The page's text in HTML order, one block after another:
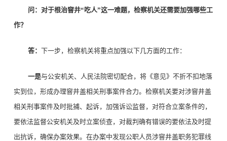
问：对于根治窨井“吃人”这一难题，检察机关还需要加强哪些工
作？
答： 下一步，检察机关将重点加强以下几方面的工作：
一是与公安机关、人民法院密切配合，将《意见》不折不扣地落
实到位，形成办理窨井盖相关刑事案件合力。检察机关要对涉窨井盖
相关刑事案件及时批捕、起诉，加强诉讼监督，对符合立案条件的，
要依法监督公安机关及时立案侦查，对裁判确有错误的要依法及时提
出抗诉，确保办案效果。在办案中发现公职人员涉窨井盖职务犯罪线